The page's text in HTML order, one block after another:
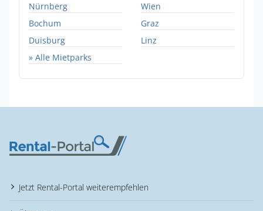
Nürnberg
Bochum
Duisburg
Wien
Graz
Linz
» Alle Mietparks
Jetzt Rental-Portal weiterempfehlen